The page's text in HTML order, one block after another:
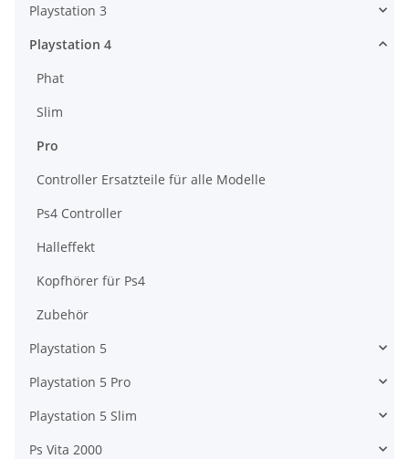
Playstation 3
Playstation 4
Phat
Slim
Pro
Controller Ersatzteile für alle Modelle
Ps4 Controller
Halleffekt
Kopfhörer für Ps4
Zubehör
Playstation 5
Playstation 5 Pro
Playstation 5 Slim
Ps Vita 2000